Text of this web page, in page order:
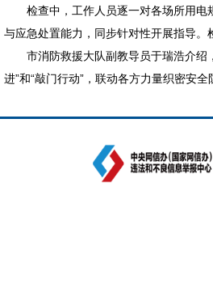
检查中，工作人员逐一对各场所用
与应急处置能力，同步针对性开展指导
市消防救援大队副教导员于瑞浩介
进”和“敲门行动”，联动各方力量织密安